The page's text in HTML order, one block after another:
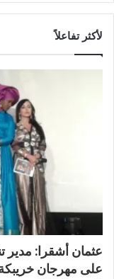
لأكثر تفاعلاً
عثمان أشقرا: مدير
على مهرجان